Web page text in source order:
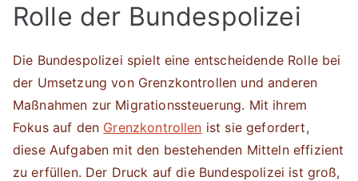
Rolle der Bundespolizei
Die Bundespolizei spielt eine entscheidende Rolle bei
der Umsetzung von Grenzkontrollen und anderen
Maßnahmen zur Migrationssteuerung. Mit ihrem
Fokus auf den Grenzkontrollen ist sie gefordert,
diese Aufgaben mit den bestehenden Mitteln effizient
zu erfüllen. Der Druck auf die Bundespolizei ist groß,